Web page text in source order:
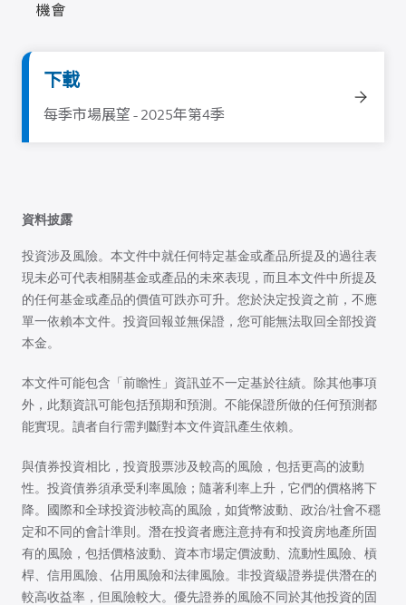
機會
下載
每季市場展望 - 2025年第4季
資料披露
投資涉及風險。本文件中就任何特定基金或產品所提及的過往表
現未必可代表相關基金或產品的未來表現，而且本文件中所提及
的任何基金或產品的價值可跌亦可升。您於決定投資之前，不應
單一依賴本文件。投資回報並無保證，您可能無法取回全部投資
本金。
本文件可能包含「前瞻性」資訊並不一定基於往績。除其他事項
外，此類資訊可能包括預期和預測。不能保證所做的任何預測都
能實現。讀者自行需判斷對本文件資訊產生依賴。
與債券投資相比，投資股票涉及較高的風險，包括更高的波動
性。投資債券須承受利率風險；隨著利率上升，它們的價格將下
降。國際和全球投資涉較高的風險，如貨幣波動、政治/社會不穩
定和不同的會計準則。潛在投資者應注意持有和投資房地產所固
有的風險，包括價格波動、資本市場定價波動、流動性風險、槓
桿、信用風險、佔用風險和法律風險。非投資級證券提供潛在的
較高收益率，但風險較大。優先證券的風險不同於其他投資的固